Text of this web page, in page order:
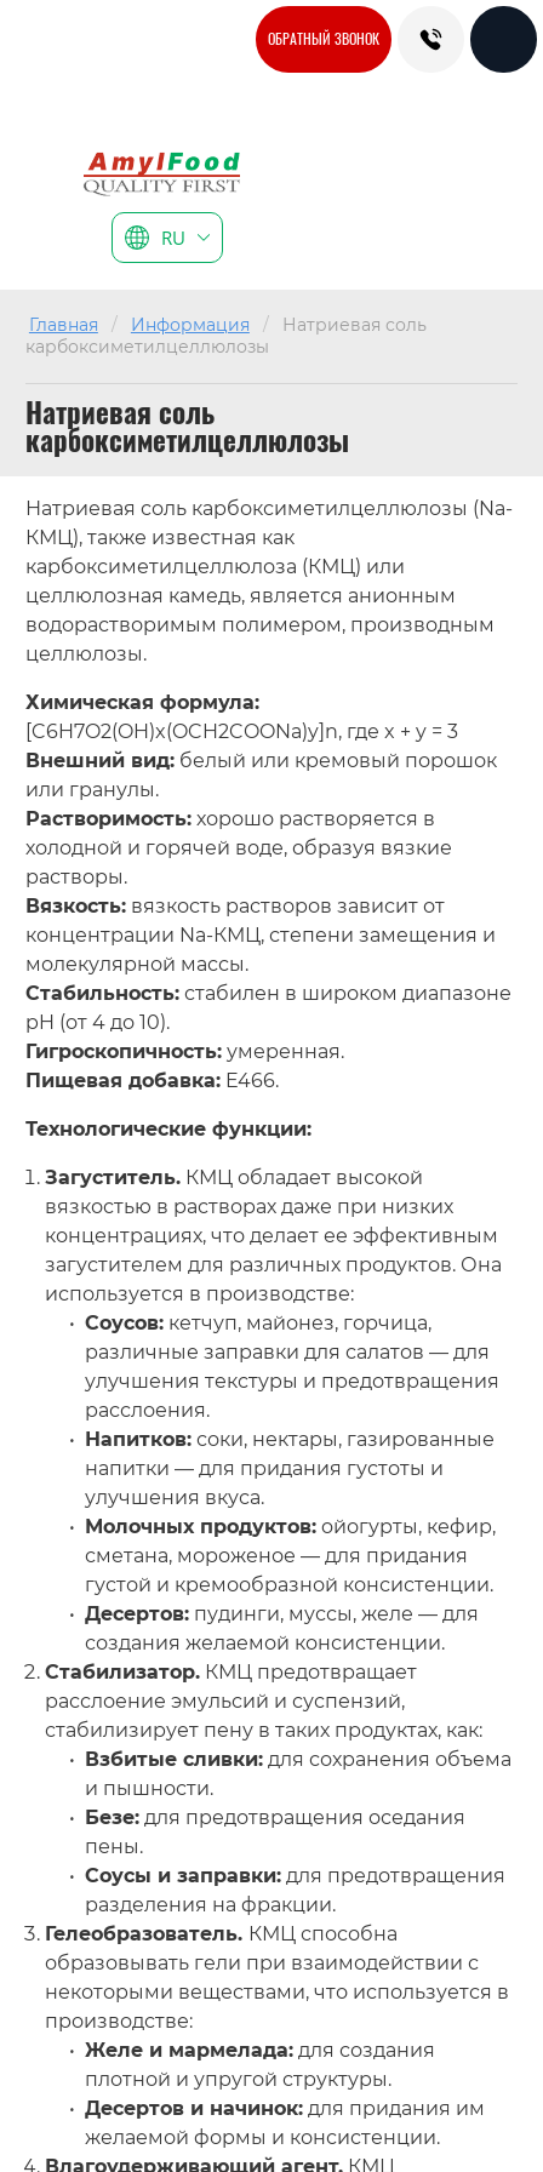
ОБРАТНЫЙ ЗВОНОК
RU
Главная / Информация /
Натриевая соль
карбоксиметилцеллюлозы
Натриевая соль
карбоксиметилцеллюлозы
Натриевая соль карбоксиметилцеллюлозы (Na-
КМЦ), также известная как
карбоксиметилцеллюлоза (КМЦ) или
целлюлозная камедь, является анионным
водорастворимым полимером, производным
целлюлозы.
Химическая формула:
[C6H7O2(OH)x(OCH2COONa)y]n, где x + y = 3
Внешний вид:белый или кремовый порошок
или гранулы.
Растворимость:хорошо растворяется в
холодной и горячей воде, образуя вязкие
растворы.
Вязкость:вязкость растворов зависит от
концентрации Na-КМЦ, степени замещения и
молекулярной массы.
Стабильность:стабилен в широком диапазоне
pH (от 4 до 10).
Гигроскопичность:умеренная.
Пищевая добавка:E466.
Технологические функции:
Загуститель.КМЦ обладает высокой
вязкостью в растворах даже при низких
концентрациях, что делает ее эффективным
загустителем для различных продуктов. Она
используется в производстве:
Соусов:кетчуп, майонез, горчица,
различные заправки для салатов — для
улучшения текстуры и предотвращения
расслоения.
Напитков:соки, нектары, газированные
напитки — для придания густоты и
улучшения вкуса.
Молочных продуктов:oйогурты, кефир,
сметана, мороженое — для придания
густой и кремообразной консистенции.
Десертов:пудинги, муссы, желе — для
создания желаемой консистенции.
Стабилизатор.КМЦ предотвращает
расслоение эмульсий и суспензий,
стабилизирует пену в таких продуктах, как:
Взбитые сливки:для сохранения объема
и пышности.
Безе:для предотвращения оседания
пены.
Соусы и заправки:для предотвращения
разделения на фракции.
Гелеобразователь. КМЦ способна
образовывать гели при взаимодействии с
некоторыми веществами, что используется в
производстве:
Желе и мармелада:для создания
плотной и упругой структуры.
Десертов и начинок:для придания им
желаемой формы и консистенции.
Влагоудерживающий агент.КМЦ